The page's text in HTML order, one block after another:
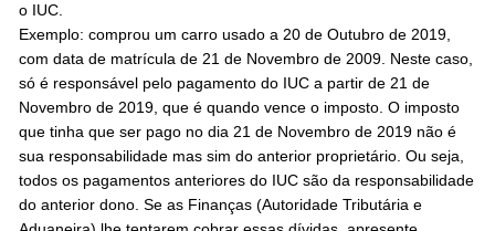
o IUC.
Exemplo: comprou um carro usado a 20 de Outubro de 2019,
com data de matrícula de 21 de Novembro de 2009. Neste caso,
só é responsável pelo pagamento do IUC a partir de 21 de
Novembro de 2019, que é quando vence o imposto. O imposto
que tinha que ser pago no dia 21 de Novembro de 2019 não é
sua responsabilidade mas sim do anterior proprietário. Ou seja,
todos os pagamentos anteriores do IUC são da responsabilidade
do anterior dono. Se as Finanças (Autoridade Tributária e